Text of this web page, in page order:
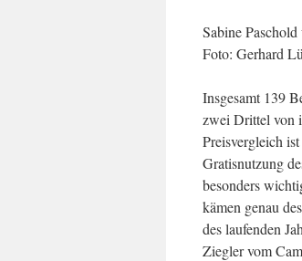
Sabine
Foto: Gerhard
Insgesamt 139
zwei Drittel von
Preisvergleich
Gratisnutzung
besonders
kämen genau
des laufenden
Ziegler vom